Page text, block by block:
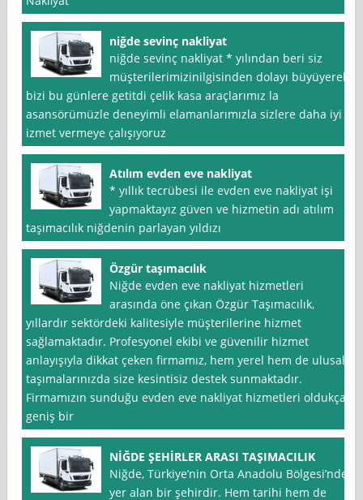
niğde sevinç nakliyat
niğde sevinç nakliyat * yılından beri siz
müşterilerimizinilgisinden dolayı büyüyerek
bizi bu günlere getitdi çelik kasa araçlarımız la
asansörümüzle deneyimli elamanlarımızla sizlere daha iyi
izmet vermeye çalışıyoruz
Atılım evden eve nakliyat
* yıllık tecrübesi ile evden eve nakliyat işi
yapmaktayız güven ve hizmetin adı atılım
taşımacılık niğdenin parlayan yıldızı
Özgür taşımacılık
Niğde evden eve nakliyat hizmetleri
arasında öne çıkan Özgür Taşımacılık,
yıllardır sektördeki kalitesiyle müşterilerine hizmet
sağlamaktadır. Profesyonel ekibi ve güvenilir hizmet
anlayışıyla dikkat çeken firmamız, hem yerel hem de ulusal
taşımalarınızda size kesintisiz destek sunmaktadır.
Firmamızın sunduğu evden eve nakliyat hizmetleri oldukça
geniş bir
NİĞDE ŞEHİRLER ARASI TAŞIMACILIK
Niğde, Türkiye’nin Orta Anadolu Bölgesi’nde
yer alan bir şehirdir. Hem tarihi hem de